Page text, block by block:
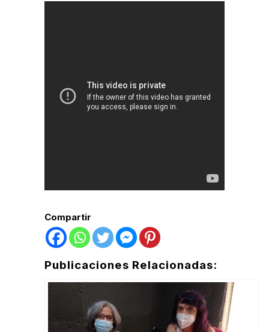
Compartir
Publicaciones Relacionadas: